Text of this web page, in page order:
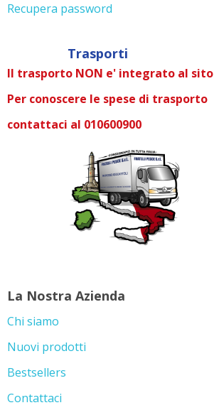
Recupera password
Trasporti
Il trasporto NON e' integrato al sito
Per conoscere le spese di trasporto
contattaci al 010600900
La Nostra Azienda
Chi siamo
Nuovi prodotti
Bestsellers
Contattaci